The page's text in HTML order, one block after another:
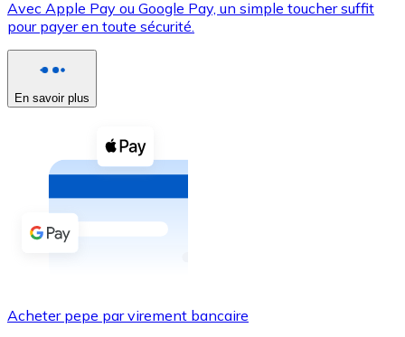
XRP
Voir toutes
Coupons crypto
Achetez des cryptomonnaies en espèces et d'autres
Acheter avec espèces
Virement SEPA
Avec Apple Pay ou Google Pay, un simple toucher suffit
pour payer en toute sécurité.
En savoir plus
Acheter pepe par virement bancaire